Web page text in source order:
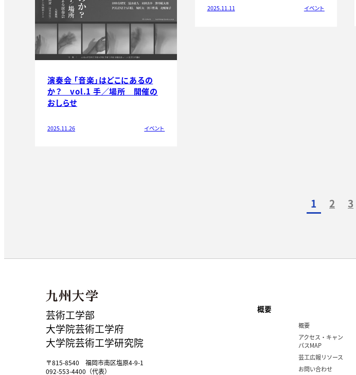
演奏会 「音楽」はどこにあるの
か？ vol.1 手／場所 開催の
おしらせ
2025.11.26 イベント
2025.11.11 イベント
1 2 3
芸術工学部
大学院芸術工学府
大学院芸術工学研究院
〒815-8540 福岡市南区塩原4-9-1
092-553-4400（代表）
概要
概要
アクセス・キャン
パスMAP
芸工広報リソース
お問い合わせ